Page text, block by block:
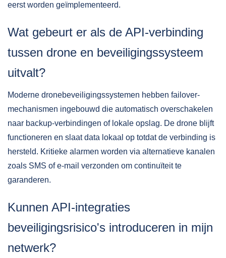
eerst worden geïmplementeerd.
Wat gebeurt er als de API-verbinding
tussen drone en beveiligingssysteem
uitvalt?
Moderne dronebeveiligingssystemen hebben failover-
mechanismen ingebouwd die automatisch overschakelen
naar backup-verbindingen of lokale opslag. De drone blijft
functioneren en slaat data lokaal op totdat de verbinding is
hersteld. Kritieke alarmen worden via alternatieve kanalen
zoals SMS of e-mail verzonden om continuïteit te
garanderen.
Kunnen API-integraties
beveiligingsrisico's introduceren in mijn
netwerk?